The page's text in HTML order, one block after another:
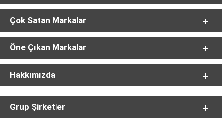
Çok Satan Markalar
Öne Çıkan Markalar
Hakkımızda
Grup Şirketler